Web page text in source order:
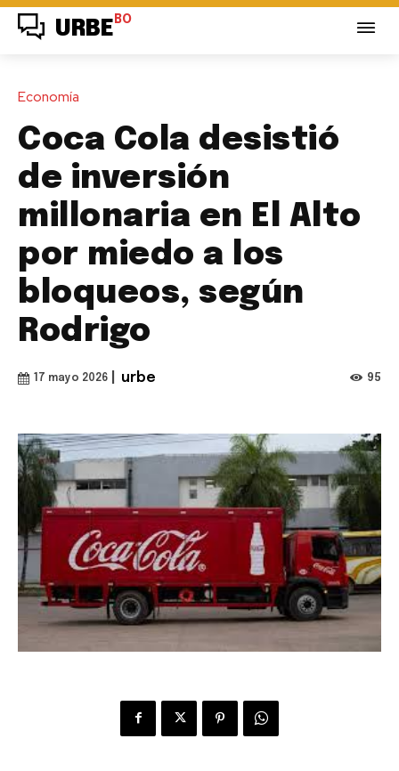
URBE BO
Economía
Coca Cola desistió
de inversión
millonaria en El Alto
por miedo a los
bloqueos, según
Rodrigo
17 mayo 2026 urbe 95